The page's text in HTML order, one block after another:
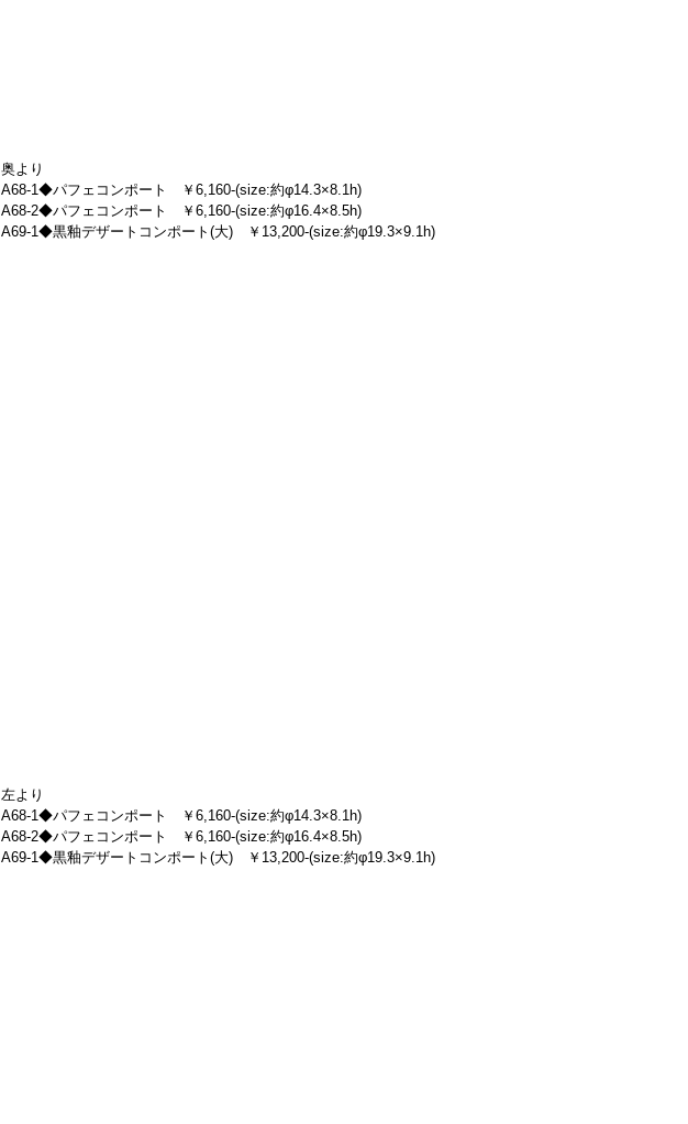
奥より
A68-1◆パフェコンポート　￥6,160-(size:約φ14.3×8.1h)
A68-2◆パフェコンポート　￥6,160-(size:約φ16.4×8.5h)
A69-1◆黒釉デザートコンポート(大)　￥13,200-(size:約φ19.3×9.1h)
左より
A68-1◆パフェコンポート　￥6,160-(size:約φ14.3×8.1h)
A68-2◆パフェコンポート　￥6,160-(size:約φ16.4×8.5h)
A69-1◆黒釉デザートコンポート(大)　￥13,200-(size:約φ19.3×9.1h)